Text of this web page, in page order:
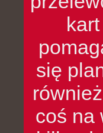
się
coś na